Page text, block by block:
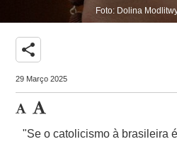
Foto: Dolina
share
29 Março 2025
"Se o catolicismo à brasileira